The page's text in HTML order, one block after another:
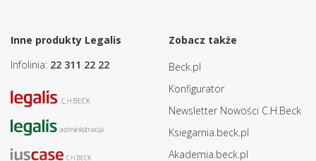
Inne produkty Legalis
Infolinia: 22 311 22 22
Zobacz także
Beck.pl
Konfigurator
Newsletter Nowości C.H.Beck
Ksiegarnia.beck.pl
Akademia.beck.pl